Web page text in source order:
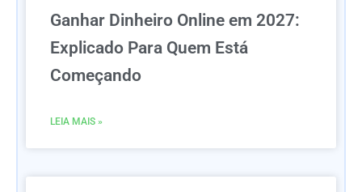
Ganhar Dinheiro Online em 2027:
Explicado Para Quem Está
Começando
LEIA MAIS »